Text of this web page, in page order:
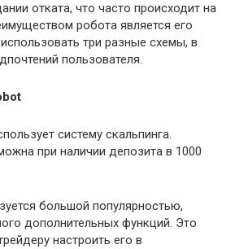
отката, что часто происходит на
робота является его
три разные схемы, в
пользователя.
систему скальпинга.
при наличии депозита в 1000
большой популярностью,
дополнительных функций. Это
настроить его в